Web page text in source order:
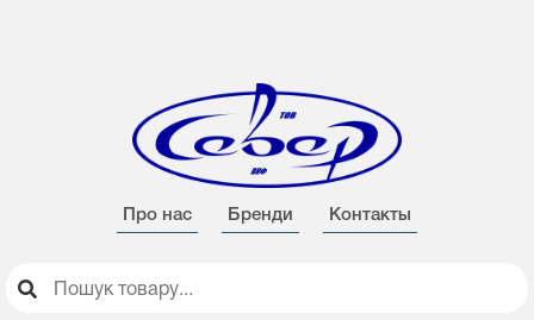
Про нас Бренди Контакты